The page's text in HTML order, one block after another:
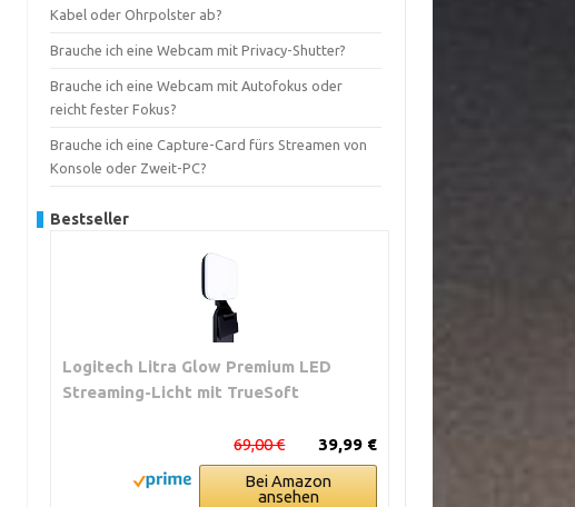
Kabel oder Ohrpolster ab?
Brauche ich eine Webcam mit Privacy-Shutter?
Brauche ich eine Webcam mit Autofokus oder
reicht fester Fokus?
Brauche ich eine Capture-Card fürs Streamen von
Konsole oder Zweit-PC?
Bestseller
Logitech Litra Glow Premium LED
Streaming-Licht mit TrueSoft
39,99 €
69,00 €
Bei Amazon
ansehen